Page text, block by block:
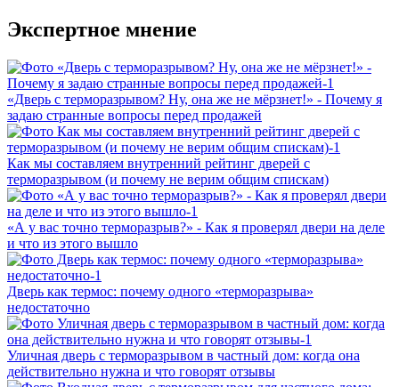
Экспертное мнение
«Дверь с терморазрывом? Ну, она же не мёрзнет!» - Почему я
задаю странные вопросы перед продажей
Как мы составляем внутренний рейтинг дверей с
терморазрывом (и почему не верим общим спискам)
«А у вас точно терморазрыв?» - Как я проверял двери на деле
и что из этого вышло
Дверь как термос: почему одного «терморазрыва»
недостаточно
Уличная дверь с терморазрывом в частный дом: когда она
действительно нужна и что говорят отзывы